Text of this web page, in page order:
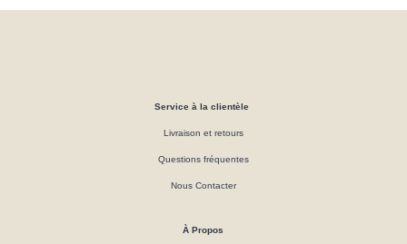
Service à la clientèle
Livraison et retours
Questions fréquentes
Nous Contacter
À Propos